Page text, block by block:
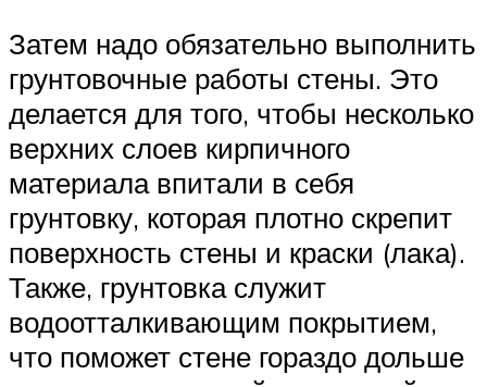
Затем надо обязательно выполнить
грунтовочные работы стены. Это
делается для того, чтобы несколько
верхних слоев кирпичного
материала впитали в себя
грунтовку, которая плотно скрепит
поверхность стены и краски (лака).
Также, грунтовка служит
водоотталкивающим покрытием,
что поможет стене гораздо дольше